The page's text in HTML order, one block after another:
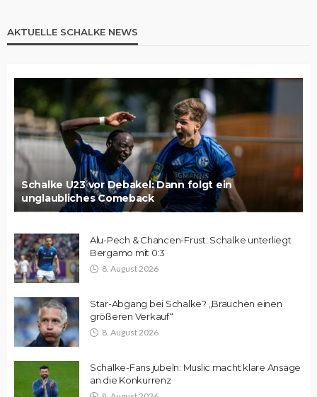
AKTUELLE SCHALKE NEWS
Schalke U23 vor Debakel: Dann folgt ein
unglaubliches Comeback
Alu-Pech & Chancen-Frust: Schalke unterliegt
Bergamo mit 0:3
8. August 2026
Star-Abgang bei Schalke? „Brauchen einen
größeren Verkauf“
8. August 2026
Schalke-Fans jubeln: Muslic macht klare Ansage
an die Konkurrenz